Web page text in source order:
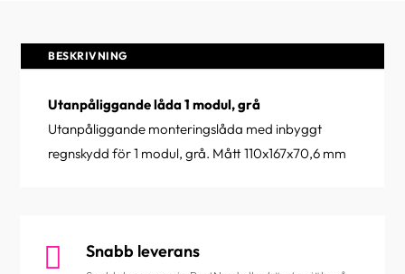
BESKRIVNING
Utanpåliggande låda 1 modul, grå
Utanpåliggande monteringslåda med inbyggt
regnskydd för 1 modul, grå. Mått 110x167x70,6 mm
 Snabb leverans